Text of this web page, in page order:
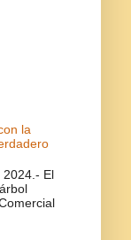
la
2024.- El